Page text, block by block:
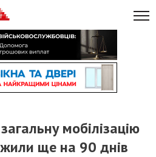
мобілізацію
ще на 90 днів